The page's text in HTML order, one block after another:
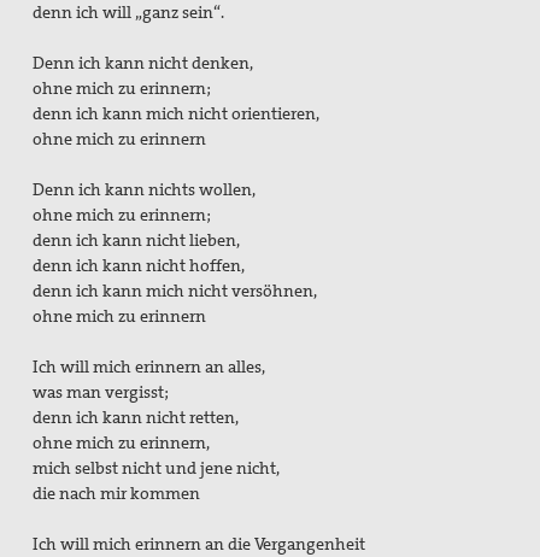
denn ich will „ganz sein“.
Denn ich kann nicht denken,
ohne mich zu erinnern;
denn ich kann mich nicht orientieren,
ohne mich zu erinnern
Denn ich kann nichts wollen,
ohne mich zu erinnern;
denn ich kann nicht lieben,
denn ich kann nicht hoffen,
denn ich kann mich nicht versöhnen,
ohne mich zu erinnern
Ich will mich erinnern an alles,
was man vergisst;
denn ich kann nicht retten,
ohne mich zu erinnern,
mich selbst nicht und jene nicht,
die nach mir kommen
Ich will mich erinnern an die Vergangenheit